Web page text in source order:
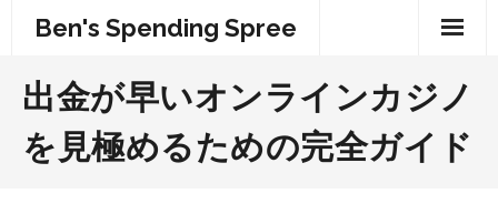
Ben's Spending Spree
出金が早いオンラインカジノ
を見極めるための完全ガイド